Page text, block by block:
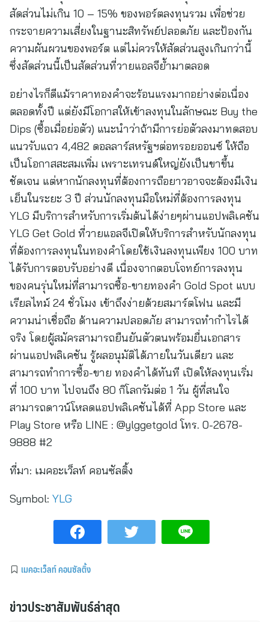
สัดส่วนไม่เกิน 10 – 15% ของพอร์ตลงทุนรวม เพื่อช่วย
กระจายความเสี่ยงในฐานะสิทรัพย์ปลอดภัย และป้องกัน
ความผันผวนของพอร์ต แต่ไม่ควรให้สัดส่วนสูงเกินกว่านี้
ซึ่งสัดส่วนนี้เป็นสัดส่วนที่วายแอลจีย้ำมาตลอด
อย่างไรก็ดีแม้ราคาทองคำจะร้อนแรงมากอย่างต่อเนื่อง
ตลอดทั้งปี แต่ยังมีโอกาสให้เข้าลงทุนในลักษณะ Buy the
Dips (ซื้อเมื่อย่อตัว) แนะนำว่าถ้ามีการย่อตัวลงมาทดสอบ
แนวรับแถว 4,482 ดอลลาร์สหรัฐฯต่อทรอยออนซ์ ให้ถือ
เป็นโอกาสสะสมเพิ่ม เพราะเทรนด์ใหญ่ยังเป็นขาขึ้น
ชัดเจน แต่หากนักลงทุนที่ต้องการถือยาวอาจจะต้องมีเงิน
เย็นในระยะ 3 ปี ส่วนนักลงทุนมือใหม่ที่ต้องการลงทุน
YLG มีบริการสำหรับการเริ่มต้นได้ง่ายๆผ่านแอปพลิเคชัน
YLG Get Gold ที่วายแอลจีเปิดให้บริการสำหรับนักลงทุน
ที่ต้องการลงทุนในทองคำโดยใช้เงินลงทุนเพียง 100 บาท
ได้รับการตอบรับอย่างดี เนื่องจากตอบโจทย์การลงทุน
ของคนรุ่นใหม่ที่สามารถซื้อ-ขายทองคำ Gold Spot แบบ
เรียลไทม์ 24 ชั่วโมง เข้าถึงง่ายด้วยสมาร์ตโฟน และมี
ความน่าเชื่อถือ ด้านความปลอดภัย สามารถทำกำไรได้
จริง โดยผู้สมัครสามารถยืนยันตัวตนพร้อมยื่นเอกสาร
ผ่านแอปพลิเคชัน รู้ผลอนุมัติได้ภายในวันเดียว และ
สามารถทำการซื้อ-ขาย ทองคำได้ทันที เปิดให้ลงทุนเริ่ม
ที่ 100 บาท ไปจนถึง 80 กิโลกรัมต่อ 1 วัน ผู้ที่สนใจ
สามารถดาวน์โหลดแอปพลิเคชันได้ที่ App Store และ
Play Store หรือ LINE : @ylggetgold โทร. 0-2678-
9888 #2
ที่มา: เมคอะเว็ลท์ คอนซัลติ้ง
Symbol: YLG
เมคอะเว็ลท์ คอนซัลติ้ง
ข่าวประชาสัมพันธ์ล่าสุด